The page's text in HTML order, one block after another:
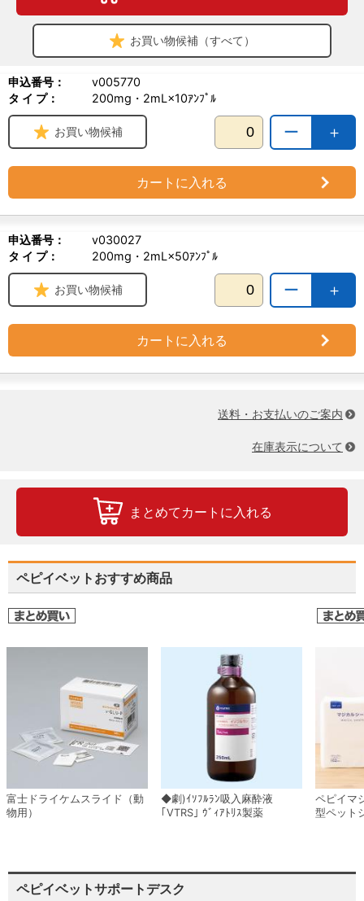
お買い物候補（すべて）
申込番号：
v005770
タ イ プ：
200mg・2mL×10ｱﾝﾌﾟﾙ
＋
ー
お買い物候補
カートに入れる
申込番号：
v030027
タ イ プ：
200mg・2mL×50ｱﾝﾌﾟﾙ
＋
ー
お買い物候補
カートに入れる
送料・お支払いのご案内
在庫表示について
まとめてカートに入れる
ペピイベットおすすめ商品
富士ドライケムスライド（動
物用）
◆劇)ｲｿﾌﾙﾗﾝ吸入麻酔液
｢VTRS｣ ｳﾞｨｱﾄﾘｽ製薬
ペピイマ
型ペット
ペピイベットサポートデスク